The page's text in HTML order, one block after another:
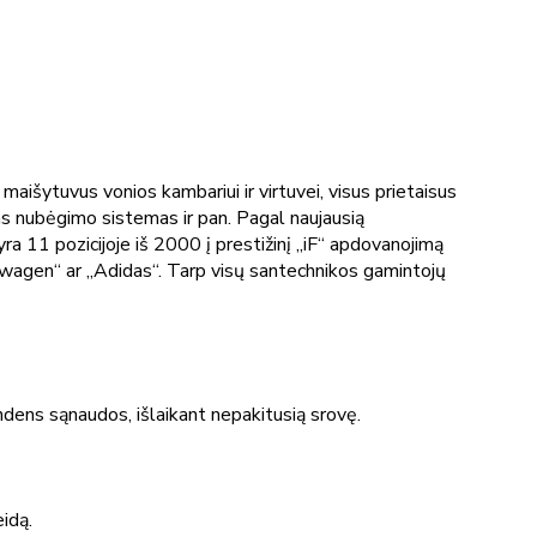
vonios kambariui ir virtuvei, visus prietaisus
nubėgimo sistemas ir pan. Pagal naujausią
11 pozicijoje iš 2000 į prestižinį „iF“ apdovanojimą
ar „Adidas“. Tarp visų santechnikos gamintojų
sąnaudos, išlaikant nepakitusią srovę.